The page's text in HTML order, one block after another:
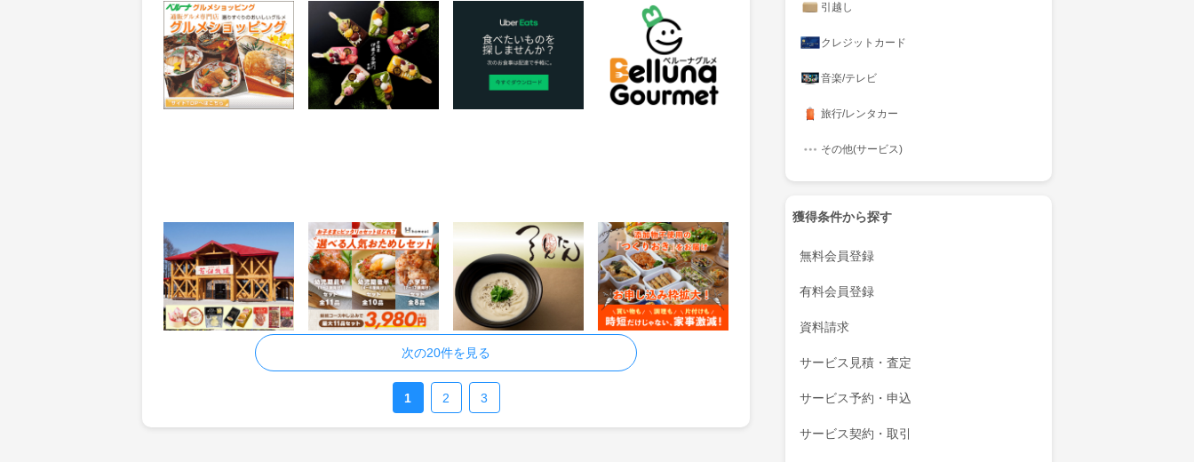
ベルーナグルメ【新
規】
5.49%還元
獲得条件：お買い物
人気No.1ギフトは宇治
抹茶生チョコレート
【伊藤久右衛門】
4.7%還元
獲得条件：お買い物
お食事をお届けするフ
ードデリバリーサービ
ポイント
獲得条件：お買い物
ベルーナグルメ
3.29%
還元
獲得条件：お買い物
【花畑牧場】公式オン
ラインショップ
2.5%還元
獲得条件：お買い物
homeal 幼児食宅配
370ポイント
獲得条件：お買い物
つるとんたんオンライ
ンショップ
4.5%還元
獲得条件：お買い物
＜シェフの無添つくり
おき＞働くパパ・ママ
へ宅配食サービス
500ポイント
獲得条件：お買い物
次の20件を見る
1 2 3
引越し
クレジットカード
音楽/テレビ
旅行/レンタカー
その他(サービス)
獲得条件から探す
無料会員登録
有料会員登録
資料請求
サービス見積・査定
サービス予約・申込
サービス契約・取引